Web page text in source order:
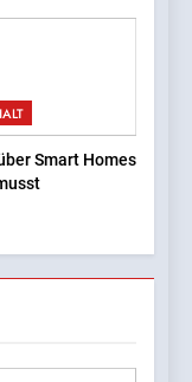
– Glanz,
für
– eine
Smart Homes